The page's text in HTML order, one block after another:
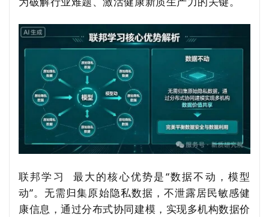
联邦学习 最大的核心优势是“数据不动，模型
动”。无需归集原始隐私数据，不泄露居民敏感健
康信息，通过分布式协同建模，实现多机构数据价